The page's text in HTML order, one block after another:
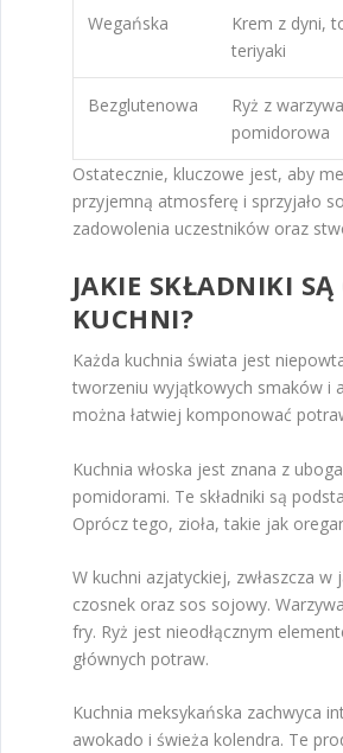
Wegańska
Krem z dyni,
teriyaki
Bezglutenowa Ryż z
pomidorowa
Ostatecznie, kluczowe jest, aby
przyjemną atmosferę i sprzyjało
zadowolenia uczestników oraz
JAKIE SKŁADNIKI
KUCHNI?
Każda kuchnia świata jest
tworzeniu wyjątkowych smaków i
można łatwiej komponować
Kuchnia włoska jest znana z
pomidorami. Te składniki są
Oprócz tego, zioła, takie jak
W kuchni azjatyckiej, zwłaszcza
czosnek oraz sos sojowy.
fry. Ryż jest nieodłącznym
głównych potraw.
Kuchnia meksykańska zachwyca
awokado i świeża kolendra. Te